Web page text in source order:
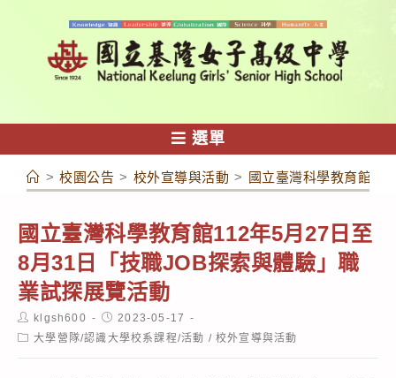
容
選單
> 校園公告 > 校外宣導與活動 > 國立臺灣科學教育館
國立臺灣科學教育館112年5月27日至
8月31日「技職JOB探索與體驗」職
業試探展覽活動
Post
author:
klgsh600
Post
published:
2023-05-17
Post大學營隊/認識大學校系課程/活動 / 校外宣導與活動